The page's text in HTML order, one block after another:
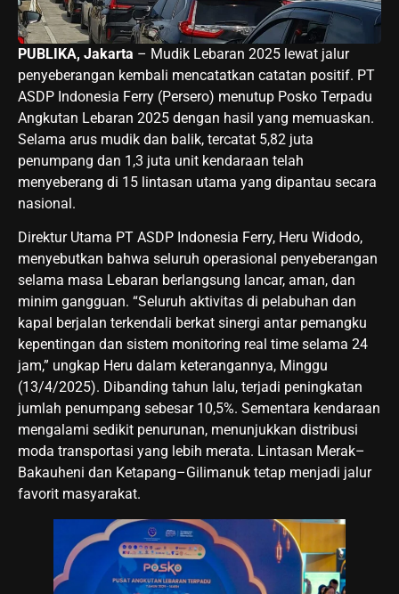
PUBLIKA, Jakarta – Mudik Lebaran 2025 lewat jalur
penyeberangan kembali mencatatkan catatan positif. PT
ASDP Indonesia Ferry (Persero) menutup Posko Terpadu
Angkutan Lebaran 2025 dengan hasil yang memuaskan.
Selama arus mudik dan balik, tercatat 5,82 juta
penumpang dan 1,3 juta unit kendaraan telah
menyeberang di 15 lintasan utama yang dipantau secara
nasional.
Direktur Utama PT ASDP Indonesia Ferry, Heru Widodo,
menyebutkan bahwa seluruh operasional penyeberangan
selama masa Lebaran berlangsung lancar, aman, dan
minim gangguan. “Seluruh aktivitas di pelabuhan dan
kapal berjalan terkendali berkat sinergi antar pemangku
kepentingan dan sistem monitoring real time selama 24
jam,” ungkap Heru dalam keterangannya, Minggu
(13/4/2025). Dibanding tahun lalu, terjadi peningkatan
jumlah penumpang sebesar 10,5%. Sementara kendaraan
mengalami sedikit penurunan, menunjukkan distribusi
moda transportasi yang lebih merata. Lintasan Merak–
Bakauheni dan Ketapang–Gilimanuk tetap menjadi jalur
favorit masyarakat.